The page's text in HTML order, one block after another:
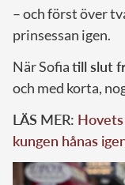
– och först över
prinsessan igen.
När Sofiatill slut
och med korta,
LÄS MER:
kungen hånas